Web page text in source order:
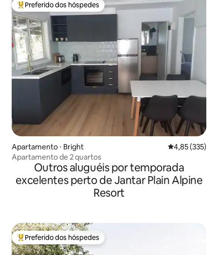
Entre os melhores preferidos dos hóspedes
Preferido dos hóspedes
Apartamento ⋅ Bright 4,85 de uma
4,85 (335)
Apartamento de 2 quartos
Outros aluguéis por temporada
excelentes perto de Jantar Plain Alpine
Resort
Entre os melhores preferidos dos hóspedes
Preferido dos hóspedes